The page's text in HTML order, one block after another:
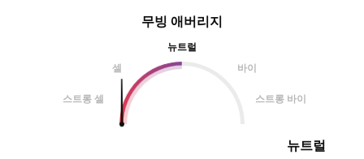
무빙 애버리지
뉴트럴
셀
바이
스트롱 셀 스트롱 바이
뉴트럴